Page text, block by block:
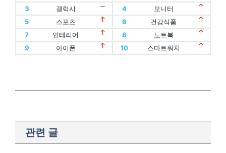
11
할인
1
차량용품
11
할인
12
디지털기기
2
가전디지털
12
디지털기기
3
갤럭시
13
인텔
3
갤럭시
13
인텔
4
모니터
14
oled
4
모니터
14
oled
5
스포츠
15
홈트
5
스포츠
15
홈트
6
건강식품
16
아이패드
6
건강식품
16
아이패드
7
인테리어
17
에어팟
7
인테리어
8
노트북
18
맥북
8
노트북
9
아이폰
19
폴드
10
스마트워치
20
플립
관련 글